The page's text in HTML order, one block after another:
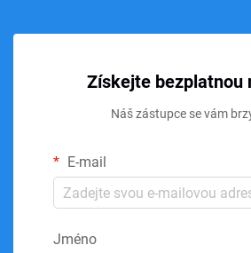
Získejte bezplatnou
Náš zástupce se vám
E-mail
Jméno